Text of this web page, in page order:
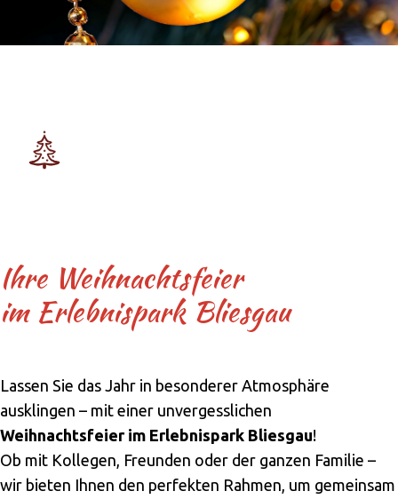
Ihre Weihnachtsfeier
im Erlebnispark Bliesgau
Lassen Sie das Jahr in besonderer Atmosphäre
ausklingen – mit einer unvergesslichen
Weihnachtsfeier im Erlebnispark Bliesgau!
Ob mit Kollegen, Freunden oder der ganzen Familie –
wir bieten Ihnen den perfekten Rahmen, um gemeinsam